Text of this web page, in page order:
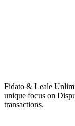
Fidato & Leale
unique focus on
transactions.